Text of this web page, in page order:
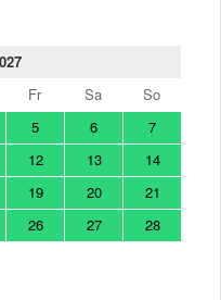
Fr Sa
So
5 6
7
12 13
14
19 20
21
26 27 28